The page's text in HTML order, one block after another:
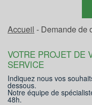
Accueil - Demande de
VOTRE PROJET DE
SERVICE
Indiquez nous vos
dessous.
Notre équipe de
48h.